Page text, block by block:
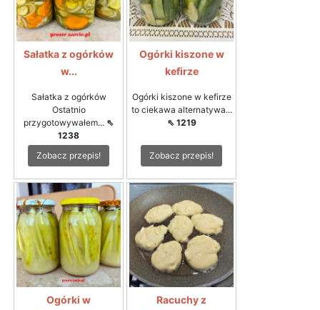
Sałatka z ogórków
w...
Sałatka z ogórków
Ostatnio
przygotowywałem... ⇖
1238
Zobacz przepis!
Ogórki kiszone w
kefirze
Ogórki kiszone w kefirze
to ciekawa alternatywa...
⇖ 1219
Zobacz przepis!
Ogórki w
Racuchy z